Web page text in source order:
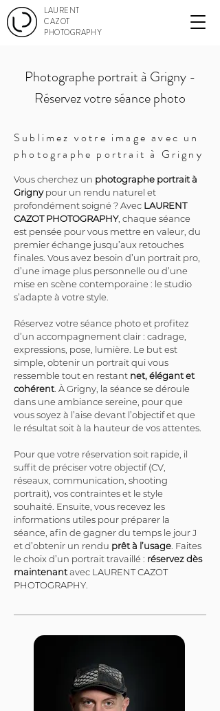
LAURENT
CAZOT
PHOTOGRAPHY
Photographe portrait à Grigny -
Réservez votre séance photo
Sublimez votre image avec un
photographe portrait à Grigny
Vous cherchez un photographe portrait à
Grigny pour un rendu naturel et
profondément soigné ? Avec LAURENT
CAZOT PHOTOGRAPHY, chaque séance
est pensée pour vous mettre en valeur, du
premier échange jusqu’aux retouches
finales. Vous avez besoin d’un portrait pro,
d’une image plus personnelle ou d’une
mise en scène contemporaine : le studio
s’adapte à votre style.
Réservez votre séance photo et profitez
d’un accompagnement clair : cadrage,
expressions, pose, lumière. Le but est
simple, obtenir un portrait qui vous
ressemble tout en restant net, élégant et
cohérent . À Grigny, la séance se déroule
dans une ambiance sereine, pour que
vous soyez à l’aise devant l’objectif et que
le résultat soit à la hauteur de vos attentes.
Pour que votre réservation soit rapide, il
suffit de préciser votre objectif (CV,
réseaux, communication, shooting
portrait), vos contraintes et le style
souhaité. Ensuite, vous recevez les
informations utiles pour préparer la
séance, afin de gagner du temps le jour J
et d’obtenir un rendu prêt à l’usage . Faites
le choix d’un portrait travaillé : réservez dès
maintenant avec LAURENT CAZOT
PHOTOGRAPHY.